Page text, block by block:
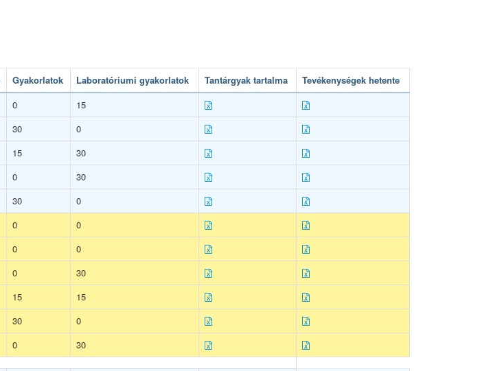
Gyakorlatok Laboratóriumi gyakorlatok Tantárgyak tartalma
Tevékenységek hetente
0
15
30
0
15
30
0
30
30
0
0
0
0
0
0
30
15
15
30
0
0 30